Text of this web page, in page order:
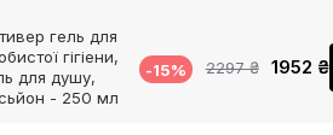
гель для
гігіени,
для душу,
- 250 мл
-15% 2297 ₴ 1952 ₴